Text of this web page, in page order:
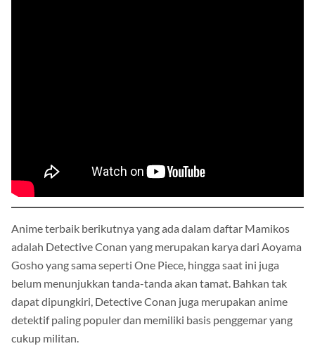
Anime terbaik berikutnya yang ada dalam daftar Mamikos
adalah Detective Conan yang merupakan karya dari Aoyama
Gosho yang sama seperti One Piece, hingga saat ini juga
belum menunjukkan tanda-tanda akan tamat. Bahkan tak
dapat dipungkiri, Detective Conan juga merupakan anime
detektif paling populer dan memiliki basis penggemar yang
cukup militan.